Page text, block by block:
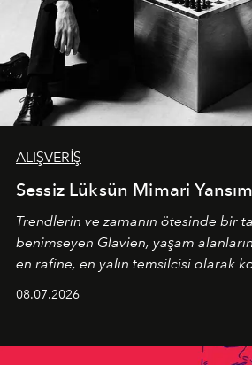
ALIŞVERİŞ
Sessiz Lüksün Mimari
Trendlerin ve zamanın ötesinde bir
benimseyen Glavien, yaşam
en rafine, en yalın temsilcisi olarak
08.07.2026